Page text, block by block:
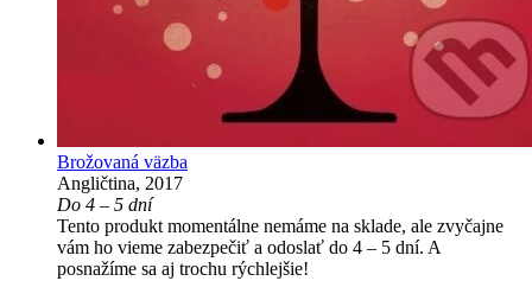
Brožovaná väzba
Angličtina, 2017
Do 4 – 5 dní
Tento produkt momentálne nemáme na sklade, ale zvyčajne
vám ho vieme zabezpečiť a odoslať do 4 – 5 dní. A
posnažíme sa aj trochu rýchlejšie!